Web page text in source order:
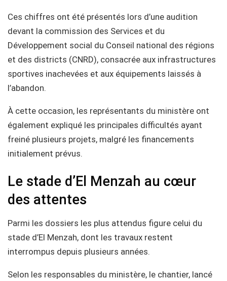
Ces chiffres ont été présentés lors d’une audition
devant la commission des Services et du
Développement social du Conseil national des régions
et des districts (CNRD), consacrée aux infrastructures
sportives inachevées et aux équipements laissés à
l’abandon.
À cette occasion, les représentants du ministère ont
également expliqué les principales difficultés ayant
freiné plusieurs projets, malgré les financements
initialement prévus.
Le stade d’El Menzah au cœur
des attentes
Parmi les dossiers les plus attendus figure celui du
stade d’El Menzah, dont les travaux restent
interrompus depuis plusieurs années.
Selon les responsables du ministère, le chantier, lancé